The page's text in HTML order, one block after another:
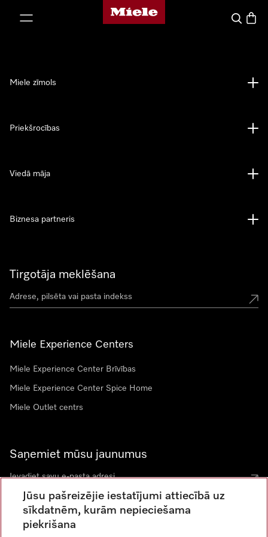
Miele mājas lapa
Tirgotāja meklēšana
Miele Experience Centers
Miele Experience Center Brīvības
Miele Experience Center Spice Home
Miele Outlet centrs
Saņemiet mūsu jaunumus
Miele zīmols
Priekšrocības
Viedā māja
Biznesa partneris
Jūsu pašreizējie iestatījumi attiecībā uz
sīkdatnēm, kurām nepieciešama
piekrišana